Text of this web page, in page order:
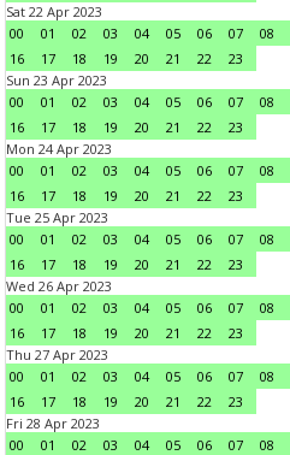
Sat 22 Apr 2023
00
01 02 03 04 05 06 07 08
16
17 18 19 20 21 22
23
Sun 23 Apr 2023
00
01 02 03 04 05 06 07 08
16
17 18 19 20 21 22
23
Mon 24 Apr 2023
00
01 02 03 04 05 06 07 08
16
17 18 19 20 21 22
23
Tue 25 Apr 2023
00
01 02 03 04 05 06 07 08
16
17 18 19 20 21 22
23
Wed 26 Apr 2023
00
01 02 03 04 05 06 07 08
16
17 18 19 20 21 22
23
Thu 27 Apr 2023
00
01 02 03 04 05 06 07 08
16
17 18 19 20 21 22
23
Fri 28 Apr 2023
00
01 02 03 04 05 06 07 08